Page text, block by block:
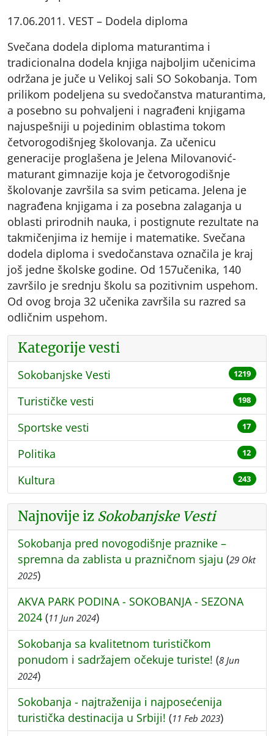
17.06.2011. VEST – Dodela diploma
Svečana dodela diploma maturantima i
tradicionalna dodela knjiga najboljim učenicima
održana je juče u Velikoj sali SO Sokobanja. Tom
prilikom podeljena su svedočanstva maturantima,
a posebno su pohvaljeni i nagrađeni knjigama
najuspešniji u pojedinim oblastima tokom
četvorogodišnjeg školovanja. Za učenicu
generacije proglašena je Jelena Milovanović-
maturant gimnazije koja je četvorogodišnje
školovanje završila sa svim peticama. Jelena je
nagrađena knjigama i za posebna zalaganja u
oblasti prirodnih nauka, i postignute rezultate na
takmičenjima iz hemije i matematike. Svečana
dodela diploma i svedočanstava označila je kraj
još jedne školske godine. Od 157učenika, 140
završilo je srednju školu sa pozitivnim uspehom.
Od ovog broja 32 učenika završila su razred sa
odličnim uspehom.
Kategorije vesti
Sokobanjske Vesti 1219
Turističke vesti 198
Sportske vesti 17
Politika 12
Kultura 243
Najnovije iz Sokobanjske Vesti
Sokobanja pred novogodišnje praznike –
spremna da zablista u prazničnom sjaju (29 Okt
2025)
AKVA PARK PODINA - SOKOBANJA - SEZONA
2024 (11 Jun 2024)
Sokobanja sa kvalitetnom turističkom
ponudom i sadržajem očekuje turiste! (8 Jun
2024)
Sokobanja - najtraženija i najposećenija
turistička destinacija u Srbiji! (11 Feb 2023)